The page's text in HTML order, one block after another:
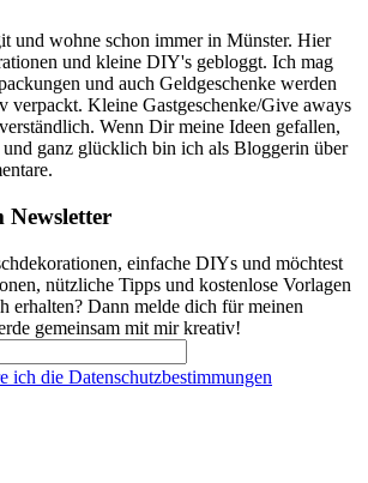
und wohne schon immer in Münster. Hier
und kleine DIY's gebloggt. Ich mag
und auch Geldgeschenke werden
verpackt. Kleine Gastgeschenke/Give aways
Wenn Dir meine Ideen gefallen,
ganz glücklich bin ich als Bloggerin über
Newsletter
einfache DIYs und möchtest
nützliche Tipps und kostenlose Vorlagen
erhalten? Dann melde dich für meinen
gemeinsam mit mir kreativ!
ich die Datenschutzbestimmungen